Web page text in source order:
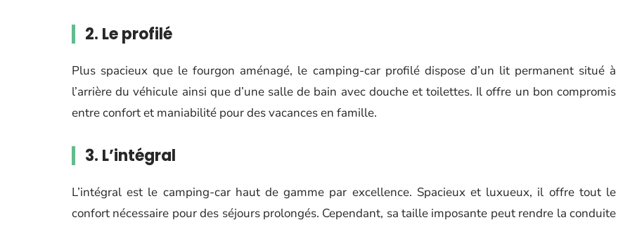
2. Le profilé
Plus spacieux que le fourgon aménagé, le camping-car profilé dispose d’un lit permanent situé à
l’arrière du véhicule ainsi que d’une salle de bain avec douche et toilettes. Il offre un bon compromis
entre confort et maniabilité pour des vacances en famille.
3. L’intégral
L’intégral est le camping-car haut de gamme par excellence. Spacieux et luxueux, il offre tout le
confort nécessaire pour des séjours prolongés. Cependant, sa taille imposante peut rendre la conduite